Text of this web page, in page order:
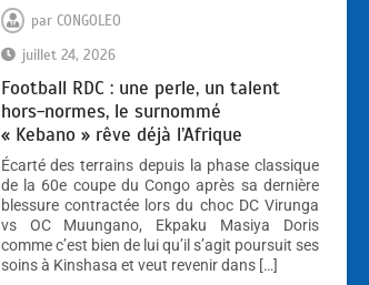
par CONGOLEO
juillet 24, 2026
Football RDC : une perle, un talent
hors-normes, le surnommé
« Kebano » rêve déjà l’Afrique
Écarté des terrains depuis la phase classique
de la 60e coupe du Congo après sa dernière
blessure contractée lors du choc DC Virunga
vs OC Muungano, Ekpaku Masiya Doris
comme c’est bien de lui qu’il s’agit poursuit ses
soins à Kinshasa et veut revenir dans […]